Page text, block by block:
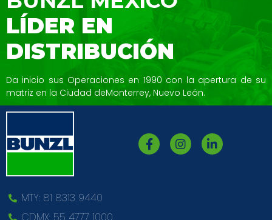
LÍDER EN
DISTRIBUCIÓN
Da inicio sus Operaciones en 1990 con la apertura de su
matriz en la Ciudad deMonterrey, Nuevo León.
MTY: 81 8313 9440